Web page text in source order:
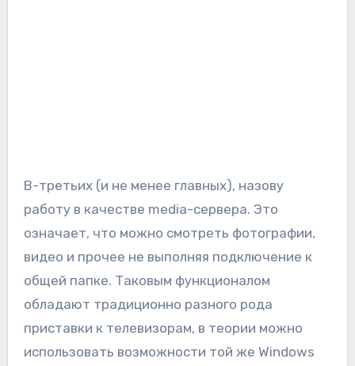
В-третьих (и не менее главных), назову
работу в качестве media-сервера. Это
означает, что можно смотреть фотографии,
видео и прочее не выполняя подключение к
общей папке. Таковым функционалом
обладают традиционно разного рода
приставки к телевизорам, в теории можно
использовать возможности той же Windows